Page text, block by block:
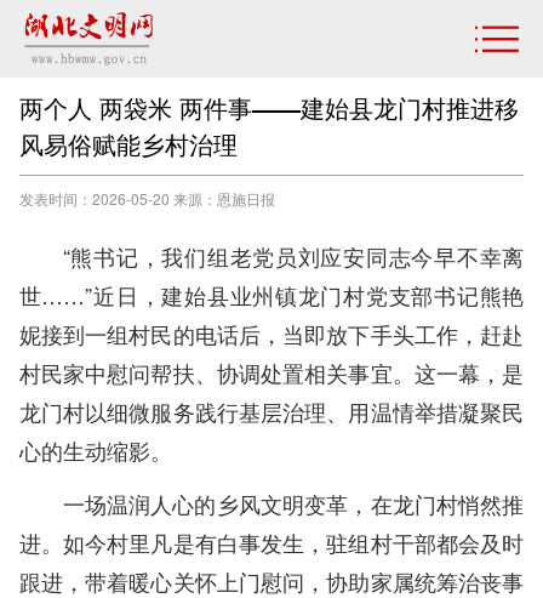
两个人 两袋米 两件事——建始县龙门村推进移
风易俗赋能乡村治理
发表时间：2026-05-20 来源：恩施日报
“熊书记，我们组老党员刘应安同志今早不幸离
世……”近日，建始县业州镇龙门村党支部书记熊艳
妮接到一组村民的电话后，当即放下手头工作，赶赴
村民家中慰问帮扶、协调处置相关事宜。这一幕，是
龙门村以细微服务践行基层治理、用温情举措凝聚民
心的生动缩影。
一场温润人心的乡风文明变革，在龙门村悄然推
进。如今村里凡是有白事发生，驻组村干部都会及时
跟进，带着暖心关怀上门慰问，协助家属统筹治丧事